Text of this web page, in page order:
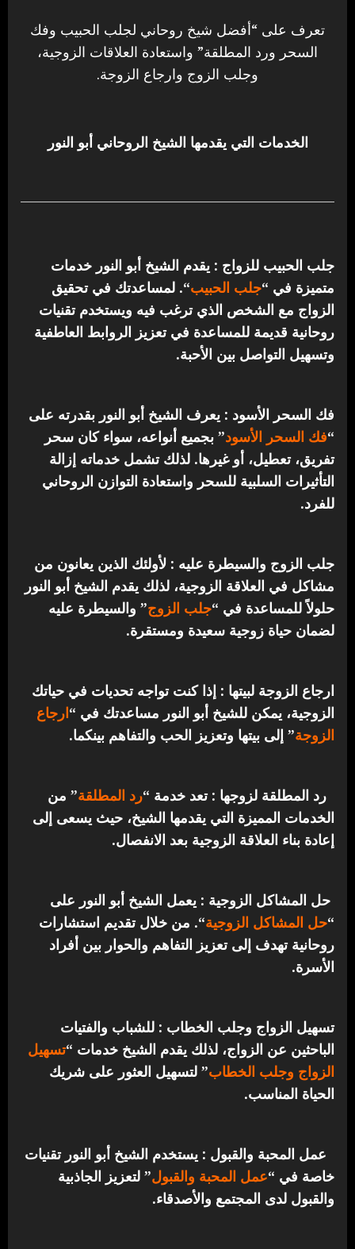
تعرف على “أفضل شيخ روحاني لجلب الحبيب وفك
السحر ورد المطلقة” واستعادة العلاقات الزوجية،
وجلب الزوج وارجاع الزوجة.
الخدمات التي يقدمها الشيخ الروحاني أبو النور
جلب الحبيب للزواج : يقدم الشيخ أبو النور خدمات
متميزة في “جلب الحبيب“. لمساعدتك في تحقيق
الزواج مع الشخص الذي ترغب فيه ويستخدم تقنيات
روحانية قديمة للمساعدة في تعزيز الروابط العاطفية
وتسهيل التواصل بين الأحبة.
فك السحر الأسود : يعرف الشيخ أبو النور بقدرته على
“فك السحر الأسود” بجميع أنواعه، سواء كان سحر
تفريق، تعطيل، أو غيرها. لذلك تشمل خدماته إزالة
التأثيرات السلبية للسحر واستعادة التوازن الروحاني
للفرد.
جلب الزوج والسيطرة عليه : لأولئك الذين يعانون من
مشاكل في العلاقة الزوجية، لذلك يقدم الشيخ أبو النور
حلولاً للمساعدة في “جلب الزوج” والسيطرة عليه
لضمان حياة زوجية سعيدة ومستقرة.
ارجاع الزوجة لبيتها : إذا كنت تواجه تحديات في حياتك
الزوجية، يمكن للشيخ أبو النور مساعدتك في “ارجاع
الزوجة” إلى بيتها وتعزيز الحب والتفاهم بينكما.
رد المطلقة لزوجها : تعد خدمة “رد المطلقة” من
الخدمات المميزة التي يقدمها الشيخ، حيث يسعى إلى
إعادة بناء العلاقة الزوجية بعد الانفصال.
حل المشاكل الزوجية : يعمل الشيخ أبو النور على
“حل المشاكل الزوجية“. من خلال تقديم استشارات
روحانية تهدف إلى تعزيز التفاهم والحوار بين أفراد
الأسرة.
تسهيل الزواج وجلب الخطاب : للشباب والفتيات
الباحثين عن الزواج، لذلك يقدم الشيخ خدمات “تسهيل
الزواج وجلب الخطاب” لتسهيل العثور على شريك
الحياة المناسب.
عمل المحبة والقبول : يستخدم الشيخ أبو النور تقنيات
خاصة في “عمل المحبة والقبول” لتعزيز الجاذبية
والقبول لدى المجتمع والأصدقاء.